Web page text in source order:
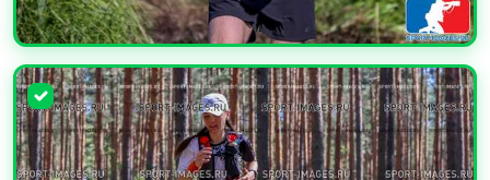
УВЕЛИЧИТЬ